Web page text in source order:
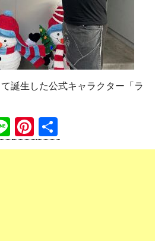
誕生した公式キャラクター「ラ
Li
n
Pi
nt 有